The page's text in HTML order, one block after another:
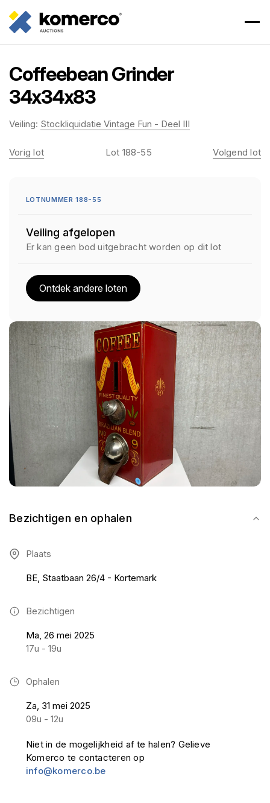
Coffeebean Grinder
34x34x83
Veiling: Stockliquidatie Vintage Fun - Deel III
Bezichtigen en ophalen
Plaats
BE, Staatbaan 26/4 - Kortemark
Bezichtigen
Ma, 26 mei 2025
17u - 19u
Ophalen
Za, 31 mei 2025
09u - 12u
Niet in de mogelijkheid af te halen? Gelieve
Komerco te contacteren op
info@komerco.be
Vorig lot Lot 188-55 Volgend lot
LOTNUMMER 188-55
Veiling afgelopen
Er kan geen bod uitgebracht worden op dit lot
Ontdek andere loten